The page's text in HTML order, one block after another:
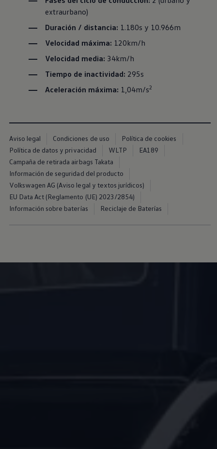
Servicio técnico para eléctricos
Asistencia y garantía
Asistencia en carretera
Garantía Volkswagen
Ventajas para profesionales
Recogida y entrega del vehículo
Volkswagen Long Drive
Servicio técnico para eléctricos
Alquiler con Rent-a-Car
Accesorios Originales
Comunidad The Originals
Comunidad The Originals
Historias Originales
Concentración FurgoVolkswagen
La historia de las furgos Volkswagen
Consigue tu placa The Originals
Camper Tour
extraurbano)
Duración / distancia: 1.180s y 10.966m
Velocidad máxima: 120km/h
Velocidad media: 34km/h
Tiempo de inactividad: 295s
Aceleración máxima: 1,04m/s2
Aviso legal Condiciones de uso
Política de cookies
Política de datos y privacidad
WLTP
EA189
Campaña de retirada airbags Takata
Información de seguridad del producto
Volkswagen AG (Aviso legal y textos jurídicos)
EU Data Act (Reglamento (UE) 2023/2854)
Información sobre baterías
Reciclaje de Baterías